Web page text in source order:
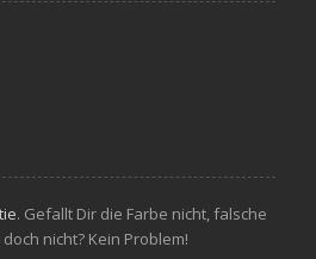
. Gefallt Dir die Farbe nicht, falsche
nicht? Kein Problem!